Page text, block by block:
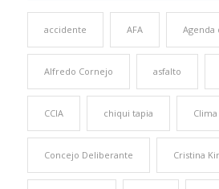
accidente AFA Agenda
Alfredo Cornejo asfalto
CCIA chiqui tapia Clima
Concejo Deliberante Cristina